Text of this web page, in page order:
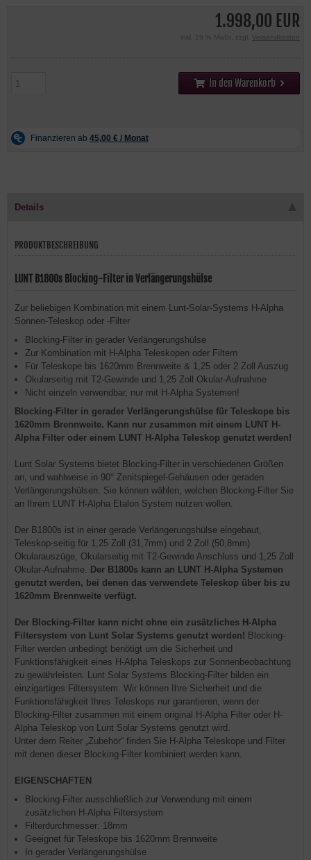
1.998,00 EUR
inkl. 19 % MwSt. zzgl. Versandkosten
In den Warenkorb
Details
PRODUKTBESCHREIBUNG
LUNT B1800s Blocking-Filter in Verlängerungshülse
Zur beliebigen Kombination mit einem Lunt-Solar-Systems H-Alpha
Sonnen-Teleskop oder -Filter
Blocking-Filter in gerader Verlängerungshülse
Zur Kombination mit H-Alpha Teleskopen oder Filtern
Für Teleskope bis 1620mm Brennweite & 1,25 oder 2 Zoll Auszug
Okularseitig mit T2-Gewinde und 1,25 Zoll Okular-Aufnahme
Nicht einzeln verwendbar, nur mit H-Alpha Systemen!
Blocking-Filter in gerader Verlängerungshülse für Teleskope bis
1620mm Brennweite. Kann nur zusammen mit einem LUNT H-
Alpha Filter oder einem LUNT H-Alpha Teleskop genutzt werden!
Lunt Solar Systems bietet Blocking-Filter in verschiedenen Größen
an, und wahlweise in 90° Zenitspiegel-Gehäusen oder geraden
Verlängerungshülsen. Sie können wählen, welchen Blocking-Filter Sie
an Ihrem LUNT H-Alpha Etalon System nutzen wollen.
Der B1800s ist in einer gerade Verlängerungshülse eingebaut,
Teleskop-seitig für 1,25 Zoll (31,7mm) und 2 Zoll (50,8mm)
Okularauszüge, Okularseitig mit T2-Gewinde Anschluss und 1,25 Zoll
Okular-Aufnahme. Der B1800s kann an LUNT H-Alpha Systemen
genutzt werden, bei denen das verwendete Teleskop über bis zu
1620mm Brennweite verfügt.
Der Blocking-Filter kann nicht ohne ein zusätzliches H-Alpha
Filtersystem von Lunt Solar Systems genutzt werden! Blocking-
Filter werden unbedingt benötigt um die Sicherheit und
Funktionsfähigkeit eines H-Alpha Teleskops zur Sonnenbeobachtung
zu gewährleisten. Lunt Solar Systems Blocking-Filter bilden ein
einzigartiges Filtersystem. Wir können Ihre Sicherheit und die
Funktionsfähigkeit Ihres Teleskops nur garantieren, wenn der
Blocking-Filter zusammen mit einem original H-Alpha Filter oder H-
Alpha Teleskop von Lunt Solar Systems genutzt wird.
Unter dem Reiter „Zubehör“ finden Sie H-Alpha Teleskope und Filter
mit denen dieser Blocking-Filter kombiniert werden kann.
EIGENSCHAFTEN
Blocking-Filter ausschließlich zur Verwendung mit einem
zusätzlichen H-Alpha Filtersystem
Filterdurchmesser: 18mm
Geeignet für Teleskope bis 1620mm Brennweite
In gerader Verlängerungshülse